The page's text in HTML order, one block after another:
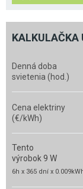
KALKULAČKA
Denná doba
svietenia (hod.)
Cena elektriny
(€/kWh)
Tento
výrobok 9 W
6h x 365 dní x